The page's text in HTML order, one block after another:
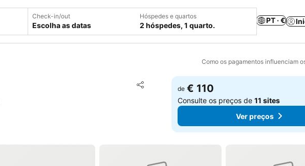
Check-in/out
Escolha as datas
Hóspedes e quartos
2 hóspedes, 1 quarto.
PT · €
Como os pagamentos influenciam
Partilhar
Adicionar aos favoritos
de € 110
Consulte os preços de11 sites
Ver preços